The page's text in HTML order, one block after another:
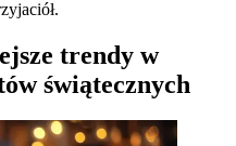
trendy w
świątecznych